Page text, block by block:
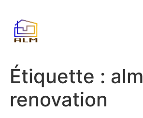
Étiquette : alm
renovation